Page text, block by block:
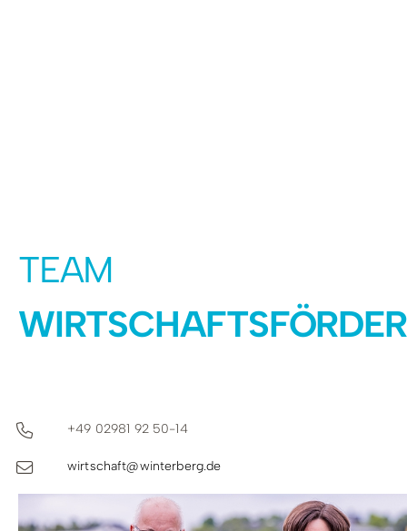
TEAM
Telefon
+49 02981 92 50-14
wirtschaft@winterberg.de